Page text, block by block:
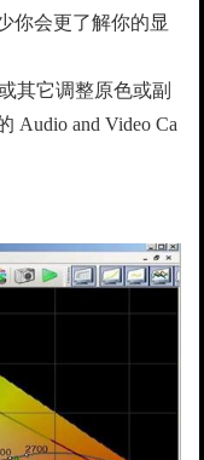
你会更了解你的显
其它调整原色或副
Audio and Video Ca